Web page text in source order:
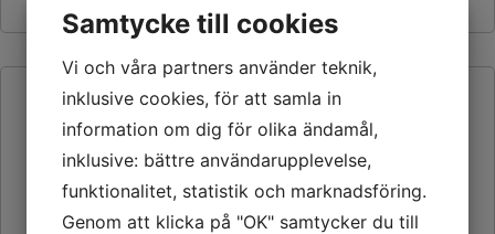
Samtycke till cookies
Vi och våra partners använder teknik,
inklusive cookies, för att samla in
information om dig för olika ändamål,
inklusive: bättre användarupplevelse,
funktionalitet, statistik och marknadsföring.
Genom att klicka på "OK" samtycker du till